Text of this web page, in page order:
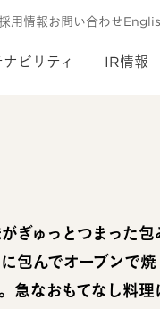
ナビリティ IR情報
採用情報お問い合わせ
ぎゅっとつまった包
包んでオーブンで
急なおもてなし料理